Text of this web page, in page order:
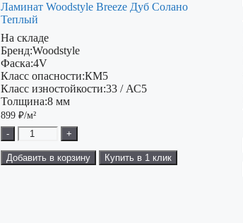
Ламинат Woodstyle Breeze Дуб Солано
Теплый
На складе
Бренд:Woodstyle
Фаска:4V
Класс опасности:КМ5
Класс изностойкости:33 / АС5
Толщина:8 мм
899₽/м²
-
+
Добавить в корзину Купить в 1 клик